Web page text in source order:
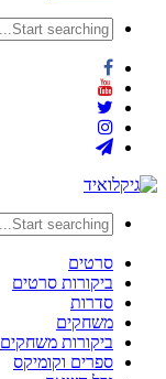
סרטים
ביקורות סרטים
סדרות
משחקים
ביקורות משחקים
ספרים וקומיקס